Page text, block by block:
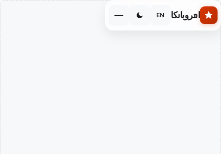
Skip to main content
انتروبانكا EN